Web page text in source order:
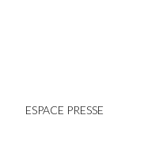
ESPACE PRESSE